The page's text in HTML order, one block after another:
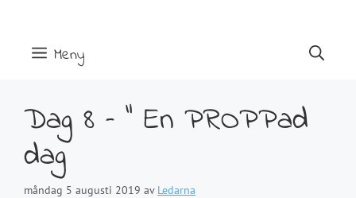
Meny
Dag 8 – ” En PROPPad
dag
måndag 5 augusti 2019 av Ledarna